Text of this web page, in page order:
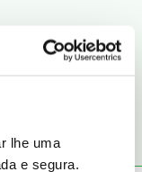
lhe uma
e segura.
e “Melhor